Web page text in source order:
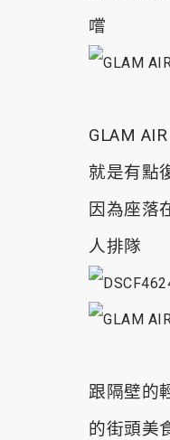
嚐
GLAM
就是有點
因為座落
人排隊
跟隔壁的
的街頭美